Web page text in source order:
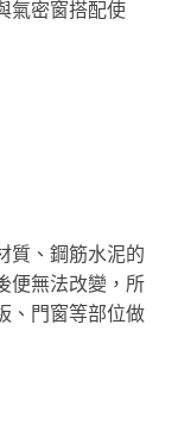
氣密窗搭配使
質、鋼筋水泥的
便無法改變，所
、門窗等部位做